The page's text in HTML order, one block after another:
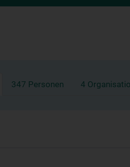
347 Personen 4